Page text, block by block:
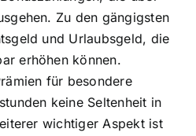
Zu den gängigsten
und Urlaubsgeld, die
erhöhen können.
für besondere
keine Seltenheit in
wichtiger Aspekt ist